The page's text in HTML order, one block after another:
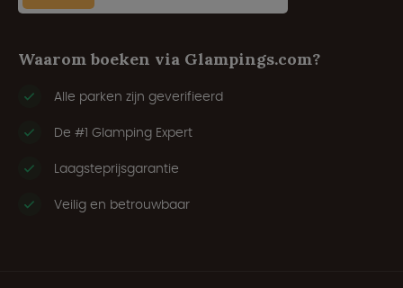
Waarom boeken via Glampings.com?
Alle parken zijn geverifieerd
De #1 Glamping Expert
Laagsteprijsgarantie
Veilig en betrouwbaar